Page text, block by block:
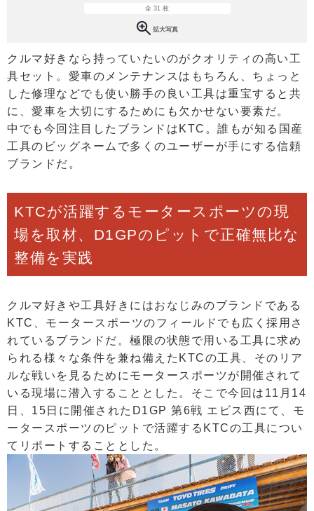
全 31 枚
拡大写真
クルマ好きなら持っていたいのがクオリティの高い工
具セット。愛車のメンテナンスはもちろん、ちょっと
した修理などでも使い勝手の良い工具は重宝すると共
に、愛車を大切にするためにも欠かせない要素だ。
中でも今回注目したブランドはKTC。誰もが知る国産
工具のビッグネームで多くのユーザーが手にする信頼
ブランドだ。
KTCが活躍するモータースポーツの現
場を取材、D1GPのピットで正確無比な
整備を実践
クルマ好きや工具好きにはおなじみのブランドである
KTC、モータースポーツのフィールドでも広く採用さ
れているブランドだ。極限の状態で用いる工具に求め
られる様々な条件を兼ね備えたKTCの工具、そのリア
ルな戦いを見るためにモータースポーツが開催されて
いる現場に潜入することとした。そこで今回は11月14
日、15日に開催されたD1GP 第6戦 エビス西にて、モ
ータースポーツのピットで活躍するKTCの工具につい
てリポートすることとした。